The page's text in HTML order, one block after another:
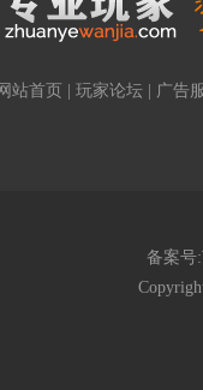
站首页 玩家论坛 广告
备案号